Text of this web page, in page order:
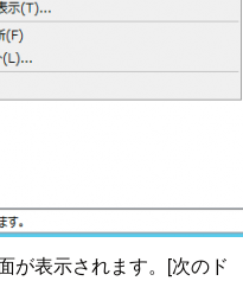
が表示されます。[次のド